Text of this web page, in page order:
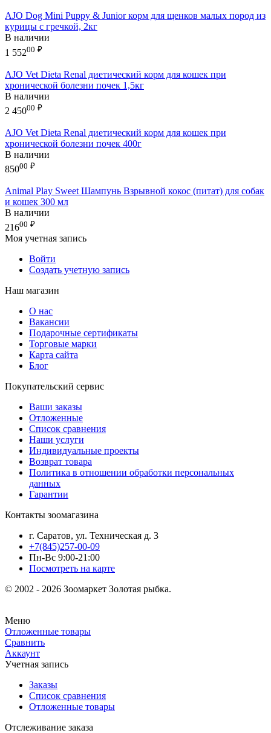
AJO Dog Mini Puppy & Junior корм для щенков малых пород из
курицы с гречкой, 2кг
В наличии
1 55200 ₽
AJO Vet Dieta Renal диетический корм для кошек при
хронической болезни почек 1,5кг
В наличии
2 45000 ₽
AJO Vet Dieta Renal диетический корм для кошек при
хронической болезни почек 400г
В наличии
85000 ₽
Animal Play Sweet Шампунь Взрывной кокос (питат) для собак
и кошек 300 мл
В наличии
21600 ₽
Моя учетная запись
Войти
Создать учетную запись
Наш магазин
О нас
Вакансии
Подарочные сертификаты
Торговые марки
Карта сайта
Блог
Покупательский сервис
Ваши заказы
Отложенные
Список сравнения
Наши услуги
Индивидуальные проекты
Возврат товара
Политика в отношении обработки персональных
данных
Гарантии
Контакты зоомагазина
г. Саратов, ул. Техническая д. 3
+7(845)257-00-09
Пн-Вс 9:00-21:00
Посмотреть на карте
© 2002 - 2026 Зоомаркет Золотая рыбка.
Меню
Отложенные товары
Сравнить
Аккаунт
Учетная запись
Заказы
Список сравнения
Отложенные товары
Отслеживание заказа